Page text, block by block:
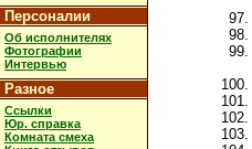
Персоналии
Об исполнителях
Фотографии
Интервью
Разное
Ссылки
Юр. справка
Комната смеха